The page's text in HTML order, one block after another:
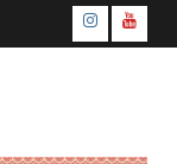
Instagram